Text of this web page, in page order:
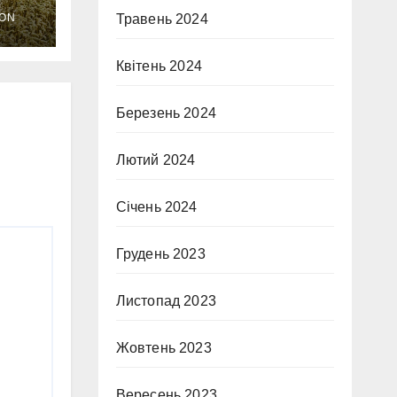
Травень 2024
Квітень 2024
Березень 2024
Лютий 2024
Січень 2024
Грудень 2023
Листопад 2023
Жовтень 2023